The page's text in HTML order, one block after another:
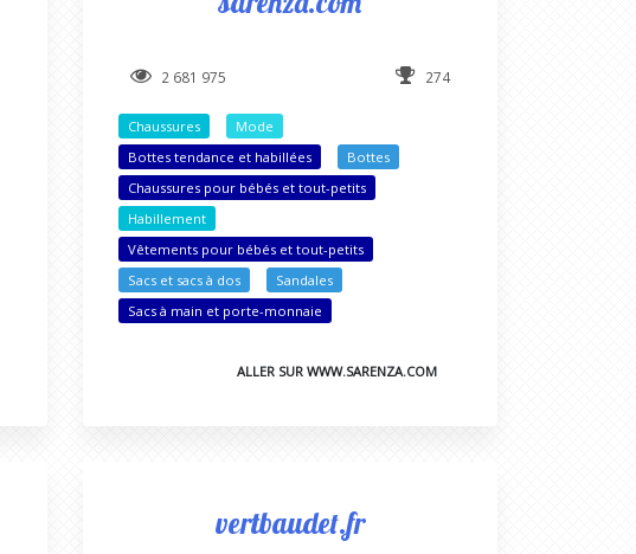
2 681 975 274
Chaussures
Mode
Bottes tendance et habillées
Bottes
Chaussures pour bébés et tout-petits
Habillement
Vêtements pour bébés et tout-petits
Sacs et sacs à dos
Sandales
Sacs à main et porte-monnaie
ALLER SUR WWW.SARENZA.COM
vertbaudet.fr